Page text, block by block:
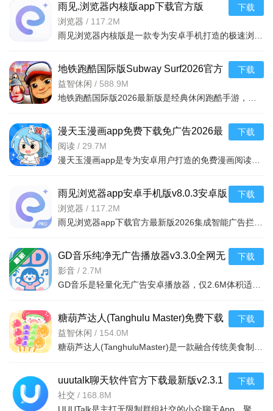
雨见.浏览器内核版app下载官方版
v8.0.3安卓版
浏览器 / 117.2M
下载
地铁跑酷国际版Subway Surf2026官方
最新版本下载v3.65.1安卓版
益智休闲 / 588.9M
下载
漫天玉漫画app免费下载免广告2026最
新版v4.0.3最新安卓版
阅读 / 29.7M
下载
雨见浏览器app安卓手机版v8.0.3安卓版
浏览器 / 117.2M
下载
GD音乐纯净无广告播放器v3.3.0全网无
损音乐聚合工具
影音 / 2.7M
下载
糖葫芦达人(Tanghulu Master)免费下载
2026最新版v1.216.0安卓版
益智休闲 / 154.0M
下载
uuutalk聊天软件官方下载最新版v2.3.1
最新版
社交 / 168.8M
下载